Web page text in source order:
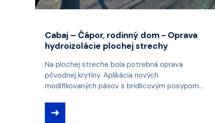
Cabaj – Čápor, rodinný dom - Oprava
hydroizolácie plochej strechy
Na plochej streche bola potrebná oprava
pôvodnej krytiny. Aplikácia nových
modifikovaných pásov s bridlicovým posypom...
➜